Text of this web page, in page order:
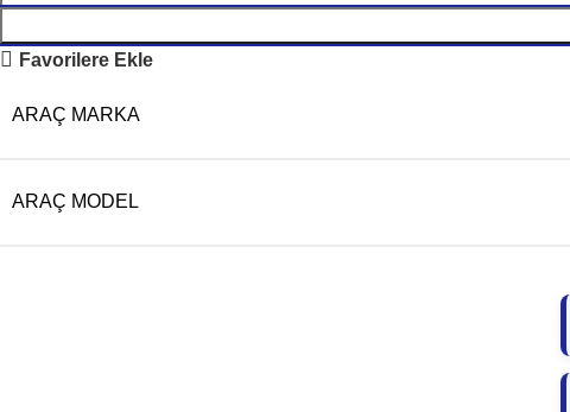
Favorilere Ekle
ARAÇ MARKA
ARAÇ MODEL